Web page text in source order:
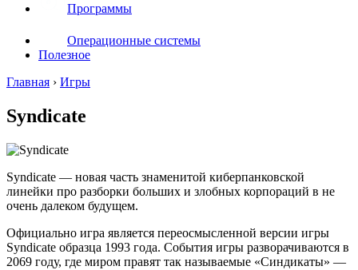
Программы
Операционные системы
Полезное
Главная › Игры
Syndicate
Syndicate — новая часть знаменитой киберпанковской
линейки про разборки больших и злобных корпораций в не
очень далеком будущем.
Официально игра является переосмысленной версии игры
Syndicate образца 1993 года. События игры разворачиваются в
2069 году, где миром правят так называемые «Синдикаты» —